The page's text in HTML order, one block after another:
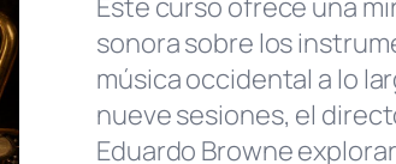
Este curso ofrece una
sonora sobre los
música occidental a lo
nueve sesiones, el
Eduardo Browne